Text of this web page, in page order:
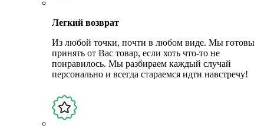
Легкий возврат
Из любой точки, почти в любом виде. Мы готовы
принять от Вас товар, если хоть что-то не
понравилось. Мы разбираем каждый случай
персонально и всегда стараемся идти навстречу!